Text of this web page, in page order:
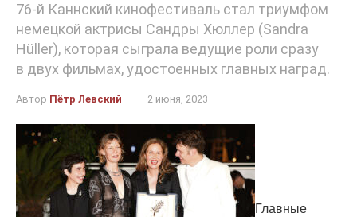
76-й Каннский кинофестиваль стал триумфом
немецкой актрисы Сандры Хюллер (Sandra
Hüller), которая сыграла ведущие роли сразу
в двух фильмах, удостоенных главных наград.
Автор Пётр Левский 2 июня, 2023
Главные